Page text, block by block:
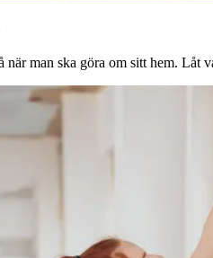
när man ska göra om sitt hem. Låt